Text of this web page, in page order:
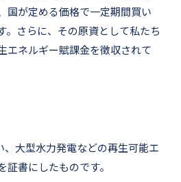
国が定める価格で一定期間買い
。さらに、その原資として私たち
エネルギー賦課金を徴収されて
大型水力発電などの再生可能エ
書にしたものです。